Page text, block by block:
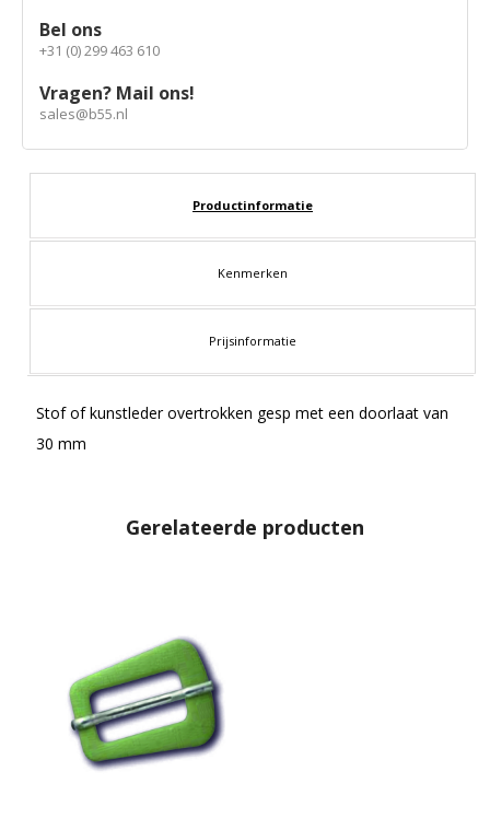
Bel ons
+31 (0) 299 463 610
Vragen? Mail ons!
sales@b55.nl
Productinformatie
Kenmerken
Prijsinformatie
Stof of kunstleder overtrokken gesp met een doorlaat van
30 mm
Gerelateerde producten